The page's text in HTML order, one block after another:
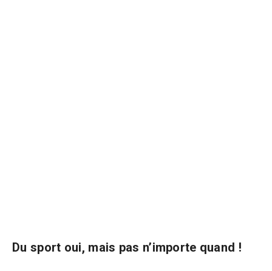
Du sport oui, mais pas n’importe quand !